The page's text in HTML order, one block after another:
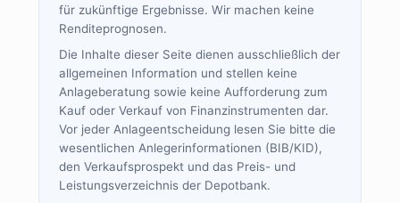
für zukünftige Ergebnisse. Wir machen keine
Renditeprognosen.
Die Inhalte dieser Seite dienen ausschließlich der
allgemeinen Information und stellen keine
Anlageberatung sowie keine Aufforderung zum
Kauf oder Verkauf von Finanzinstrumenten dar.
Vor jeder Anlageentscheidung lesen Sie bitte die
wesentlichen Anlegerinformationen (BIB/KID),
den Verkaufsprospekt und das Preis- und
Leistungsverzeichnis der Depotbank.